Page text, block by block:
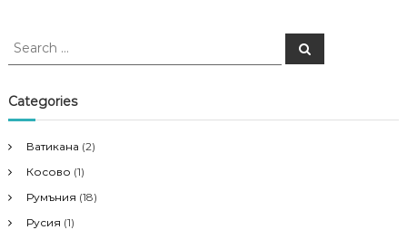
S
r
c
f
o
r
S
e
Categories
Ватикана (2)
Косово (1)
Румъния (18)
Русия (1)